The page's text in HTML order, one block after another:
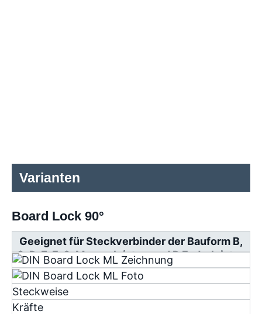
Varianten
Board Lock 90°
Geeignet für Steckverbinder der Bauform B,
C, D, E, F, G, Messerleisten und R Federleisten
Steckweise
Kräfte